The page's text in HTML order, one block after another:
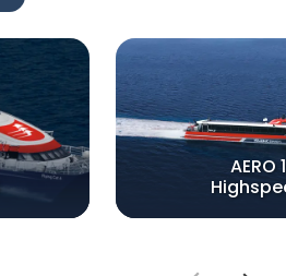
AERO 1